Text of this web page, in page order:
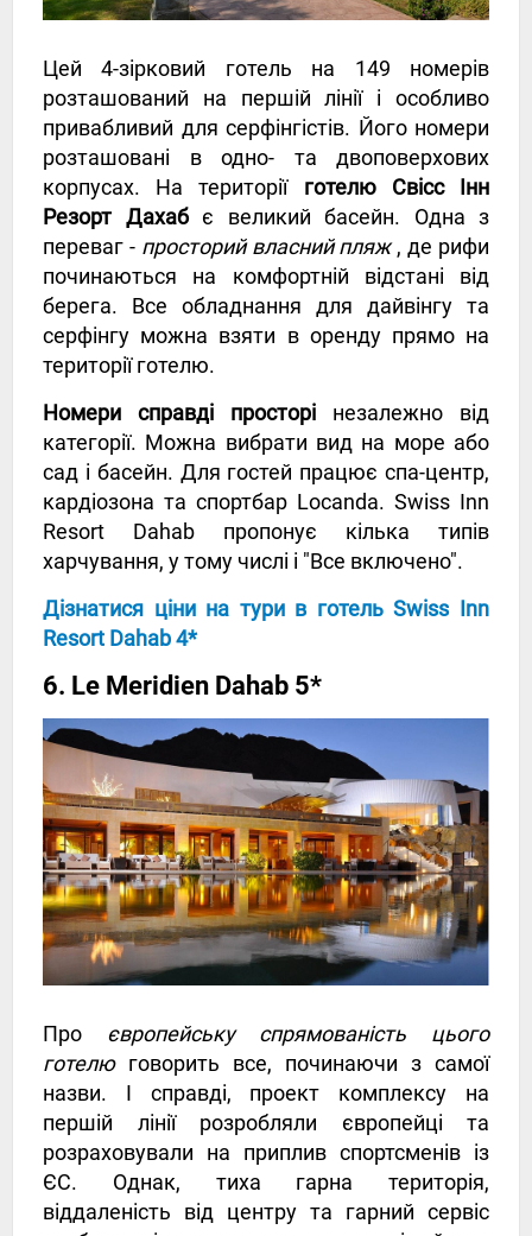
Цей 4-зірковий готель на 149 номерів
розташований на першій лінії і особливо
привабливий для серфінгістів. Його номери
розташовані в одно- та двоповерхових
корпусах. На території готелю Свісс Інн
Резорт Дахабє великий басейн. Одна з
переваг - просторий власний пляж, де рифи
починаються на комфортній відстані від
берега. Все обладнання для дайвінгу та
серфінгу можна взяти в оренду прямо на
території готелю.
Номери справді просторі незалежно від
категорії. Можна вибрати вид на море або
сад і басейн. Для гостей працює спа-центр,
кардіозона та спортбар Locanda. Swiss Inn
Resort Dahab пропонує кілька типів
харчування, у тому числі і "Все включено".
Дізнатися ціни на тури в готель Swiss Inn
Resort Dahab 4*
6. Le Meridien Dahab 5*
Про європейську спрямованість цього
готелюговорить все, починаючи з самої
назви. І справді, проект комплексу на
першій лінії розробляли європейці та
розраховували на приплив спортсменів із
ЄС. Однак, тиха гарна територія,
віддаленість від центру та гарний сервіс